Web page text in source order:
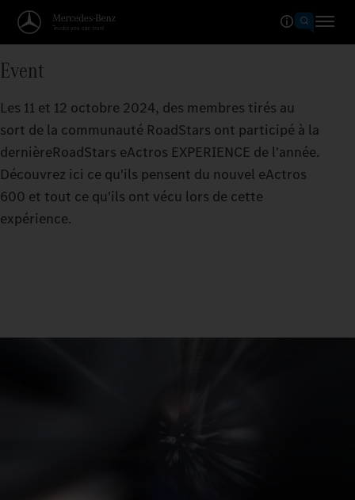
Event
Les 11 et 12 octobre 2024, des membres tirés au
sort de la communauté RoadStars ont participé à la
dernièreRoadStars eActros EXPERIENCE de l'année.
Découvrez ici ce qu'ils pensent du nouvel eActros
600 et tout ce qu'ils ont vécu lors de cette
expérience.